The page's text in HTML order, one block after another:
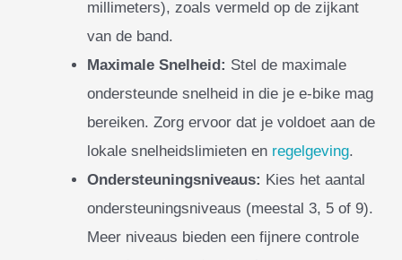
millimeters), zoals vermeld op de zijkant
van de band.
Maximale Snelheid: Stel de maximale
ondersteunde snelheid in die je e-bike mag
bereiken. Zorg ervoor dat je voldoet aan de
lokale snelheidslimieten en regelgeving.
Ondersteuningsniveaus: Kies het aantal
ondersteuningsniveaus (meestal 3, 5 of 9).
Meer niveaus bieden een fijnere controle